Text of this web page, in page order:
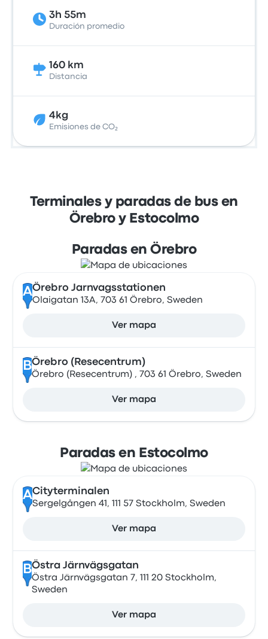
3h 55m
Duración promedio
160 km
Distancia
4kg
Emisiones de CO₂
Terminales y paradas de bus en
Örebro y Estocolmo
Paradas en Örebro
AÖrebro Jarnvagsstationen
Olaigatan 13A, 703 61 Örebro, Sweden
Ver mapa
BÖrebro (Resecentrum)
Örebro (Resecentrum) , 703 61 Örebro, Sweden
Ver mapa
Paradas en Estocolmo
ACityterminalen
Sergelgången 41, 111 57 Stockholm, Sweden
Ver mapa
BÖstra Järnvägsgatan
Östra Järnvägsgatan 7, 111 20 Stockholm,
Sweden
Ver mapa